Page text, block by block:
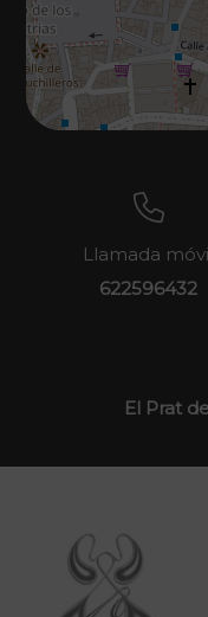
Llamada
622596432
El Prat